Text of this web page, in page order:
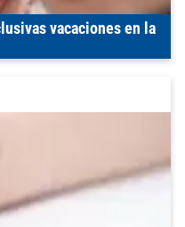
vacaciones en la